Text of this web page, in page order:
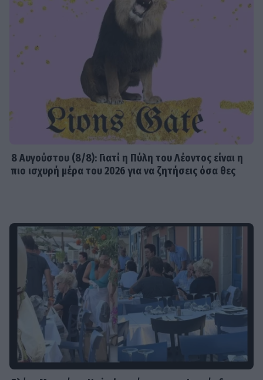
8 Aυγούστου (8/8): Γιατί η Πύλη του Λέοντος είναι η
πιο ισχυρή μέρα του 2026 για να ζητήσεις όσα θες